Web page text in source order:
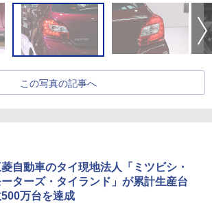
この写真の記事へ
自動車のタイ現地法人「ミツビシ・
ーターズ・タイランド」が累計生産台
万台を達成